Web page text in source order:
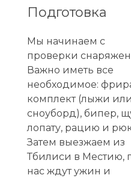
Подготовка
Мы начинаем с
проверки
Важно иметь все
необходимое:
комплект (лыжи или
сноуборд), бипер,
лопату, рацию и
Затем выезжаем из
Тбилиси в Местию,
нас ждут ужин и